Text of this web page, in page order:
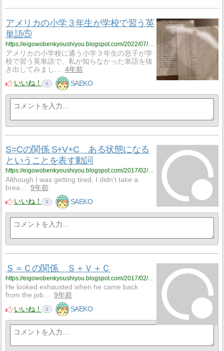
アメリカの小学３年生が学校で習う英
単語⑤
https://eigowobenkyoushiyou.blogspot.com/2022/07/blog-post_22.html
アメリカの小学校に通う小学３年生の息子が学
校で習う英単語で、私が知らなかった単語を抜
き出してみまし…
4年前
いいね！
0 SAEKO
S=Cの関係 S+V+C ある状態になる
ということを表す動詞
https://eigowobenkyoushiyou.blogspot.com/2017/02/sc-svc.html
Although I was getting tired, I didn't take a
brea…
9年前
いいね！
0 SAEKO
Ｓ＝Ｃの関係 Ｓ＋Ｖ＋Ｃ
https://eigowobenkyoushiyou.blogspot.com/2017/02/blog-post_20.html
He looked exhausted when he came back
from the job…
9年前
いいね！
0 SAEKO